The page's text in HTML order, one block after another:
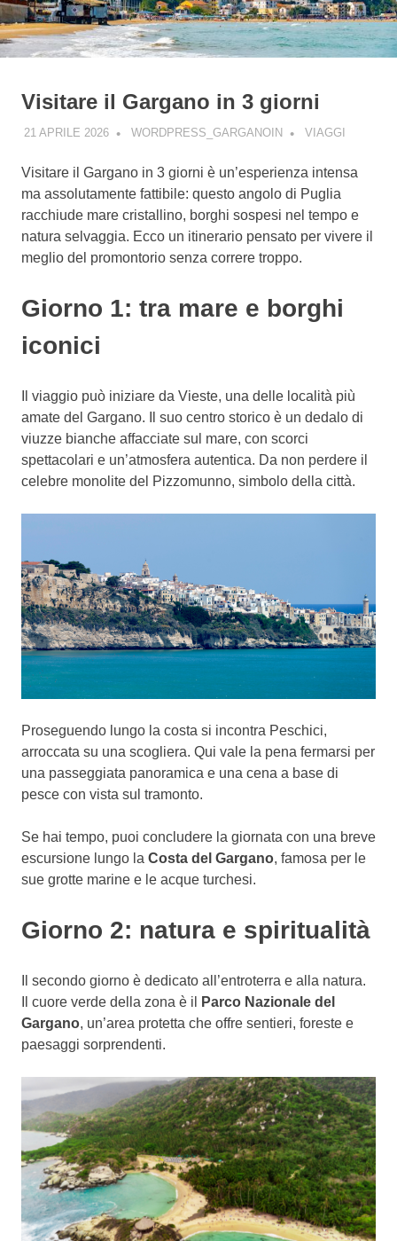
Visitare il Gargano in 3 giorni
21 APRILE 2026 WORDPRESS_GARGANOIN VIAGGI
Visitare il Gargano in 3 giorni è un’esperienza intensa
ma assolutamente fattibile: questo angolo di Puglia
racchiude mare cristallino, borghi sospesi nel tempo e
natura selvaggia. Ecco un itinerario pensato per vivere il
meglio del promontorio senza correre troppo.
Giorno 1: tra mare e borghi
iconici
Il viaggio può iniziare da Vieste, una delle località più
amate del Gargano. Il suo centro storico è un dedalo di
viuzze bianche affacciate sul mare, con scorci
spettacolari e un’atmosfera autentica. Da non perdere il
celebre monolite del Pizzomunno, simbolo della città.
Proseguendo lungo la costa si incontra Peschici,
arroccata su una scogliera. Qui vale la pena fermarsi per
una passeggiata panoramica e una cena a base di
pesce con vista sul tramonto.
Se hai tempo, puoi concludere la giornata con una breve
escursione lungo la Costa del Gargano, famosa per le
sue grotte marine e le acque turchesi.
Giorno 2: natura e spiritualità
Il secondo giorno è dedicato all’entroterra e alla natura.
Il cuore verde della zona è il
Parco Nazionale del
Gargano, un’area protetta che offre sentieri, foreste e
paesaggi sorprendenti.